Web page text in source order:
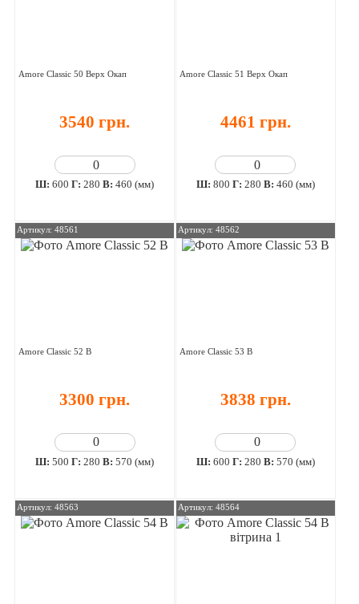
Amore Classic 50 Верх Окап
3540 грн.
Ш:600 Г:280 В:460 (мм)
Amore Classic 51 Верх Окап
4461 грн.
Ш: 800 Г: 280 В: 460 (мм)
Артикул: 48561
Amore Classic 52 В
3300 грн.
Ш:500 Г:280 В:570 (мм)
Артикул: 48562
Amore Classic 53 В
3838 грн.
Ш: 600 Г: 280 В: 570 (мм)
Артикул: 48563 Артикул: 48564